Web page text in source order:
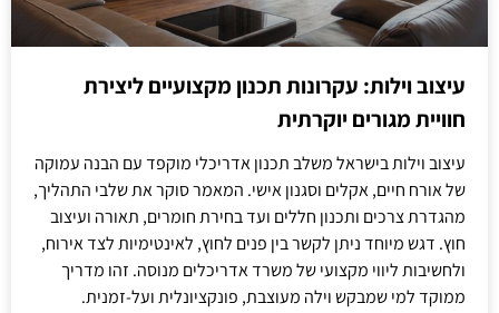
עיצוב וילות: עקרונות תכנון מקצועיים ליצירת
חוויית מגורים יוקרתית
עיצוב וילות בישראל משלב תכנון אדריכלי מוקפד עם הבנה עמוקה
של אורח חיים, אקלים וסגנון אישי. המאמר סוקר את שלבי התהליך,
מהגדרת צרכים ותכנון חללים ועד בחירת חומרים, תאורה ועיצוב
חוץ. דגש מיוחד ניתן לקשר בין פנים לחוץ, לאינטימיות לצד אירוח,
ולחשיבות ליווי מקצועי של משרד אדריכלים מנוסה. זהו מדריך
ממוקד למי שמבקש וילה מעוצבת, פונקציונלית ועל-זמנית.